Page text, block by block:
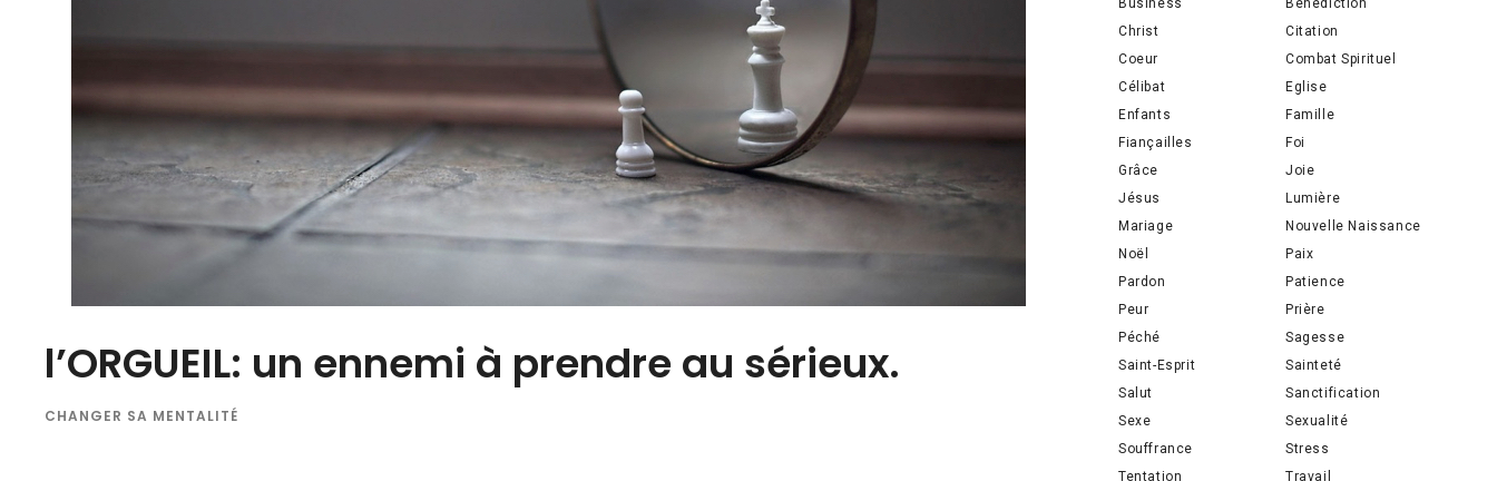
l’ORGUEIL: un ennemi à prendre au sérieux.
CHANGER SA MENTALITÉ
Business
Bénédiction
Christ
Citation
Coeur
Combat Spirituel
Célibat
Eglise
Enfants
Famille
Fiançailles
Foi
Grâce
Joie
Jésus
Lumière
Mariage
Nouvelle Naissance
Noël
Paix
Pardon
Patience
Peur
Prière
Péché
Sagesse
Saint-Esprit
Sainteté
Salut
Sanctification
Sexe
Sexualité
Souffrance
Stress
Tentation
Travail